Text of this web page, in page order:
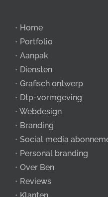
• Home
• Portfolio
• Aanpak
• Diensten
• Grafisch ontwerp
• Dtp-vormgeving
• Webdesign
• Branding
• Social media
• Personal branding
• Over Ben
• Reviews